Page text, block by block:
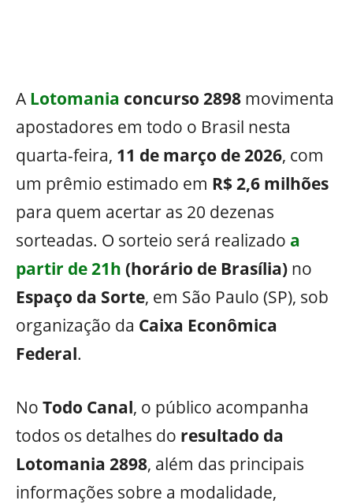
ALotomania concurso 2898 movimenta
apostadores em todo o Brasil nesta
quarta-feira, 11 de março de 2026, com
um prêmio estimado em R$ 2,6 milhões
para quem acertar as 20 dezenas
sorteadas. O sorteio será realizado a
partir de 21h (horário de Brasília) no
Espaço da Sorte, em São Paulo (SP), sob
organização da Caixa Econômica
Federal.
No Todo Canal, o público acompanha
todos os detalhes do resultado da
Lotomania 2898, além das principais
informações sobre a modalidade,